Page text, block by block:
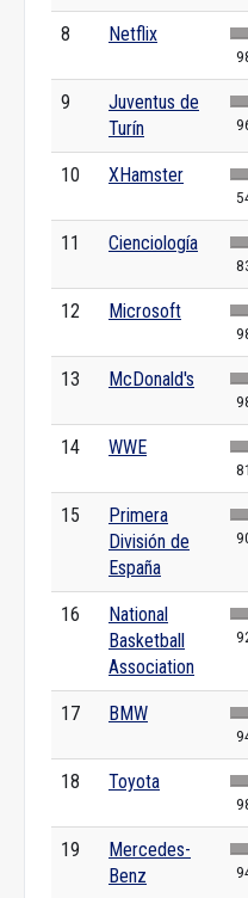
8 Netflix
9
Juventus de
Turín
10 XHamster
11 Cienciología
12 Microsoft
13 McDonald's
14 WWE
15
Primera
División de
España
16
National
Basketball
Association
17 BMW
18 Toyota
19
Mercedes-
Benz